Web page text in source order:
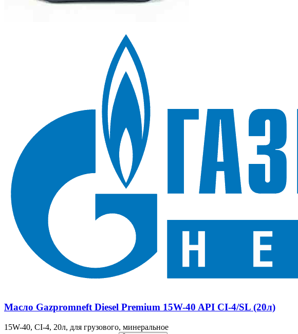
Масло Gazpromneft Diesel Premium 15W-40 API CI-4/SL (20л)
15W-40, CI-4, 20л, для грузового, минеральное